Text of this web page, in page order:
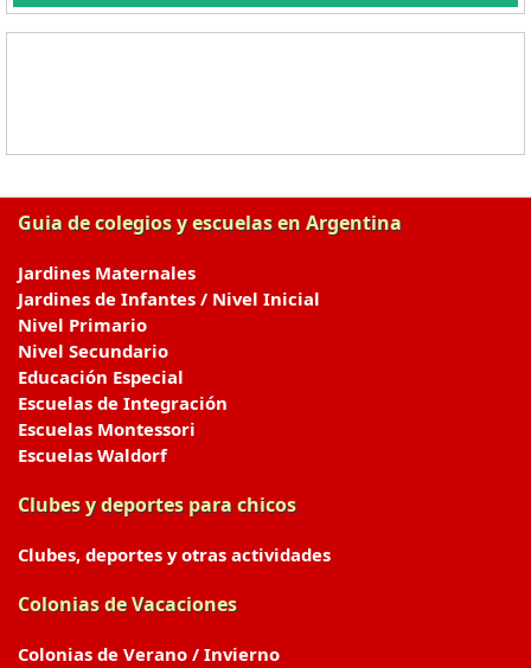
Guia de colegios y escuelas en Argentina
Jardines Maternales
Jardines de Infantes / Nivel Inicial
Nivel Primario
Nivel Secundario
Educación Especial
Escuelas de Integración
Escuelas Montessori
Escuelas Waldorf
Clubes y deportes para chicos
Clubes, deportes y otras actividades
Colonias de Vacaciones
Colonias de Verano / Invierno